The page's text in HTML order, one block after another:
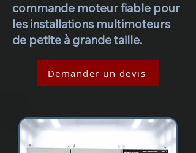
commande moteur fiable pour
les installations multimoteurs
de petite à grande taille.
Demander un devis